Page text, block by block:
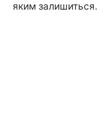
яким залишиться.